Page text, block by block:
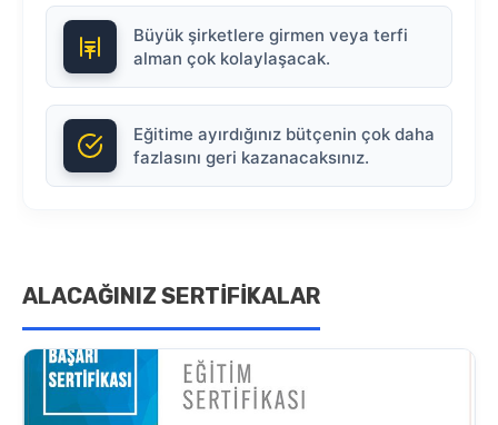
Büyük şirketlere girmen veya terfi
alman çok kolaylaşacak.
Eğitime ayırdığınız bütçenin çok daha
fazlasını geri kazanacaksınız.
ALACAĞINIZ SERTİFİKALAR